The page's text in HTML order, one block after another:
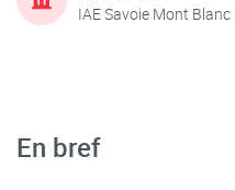
IAE Savoie Mont Blanc
En bref